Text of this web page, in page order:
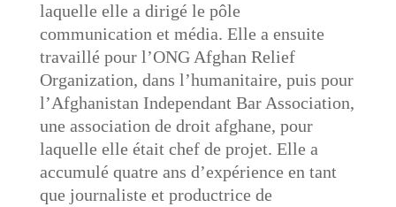
laquelle elle a dirigé le pôle
communication et média. Elle a ensuite
travaillé pour l’ONG Afghan Relief
Organization, dans l’humanitaire, puis pour
l’Afghanistan Independant Bar Association,
une association de droit afghane, pour
laquelle elle était chef de projet. Elle a
accumulé quatre ans d’expérience en tant
que journaliste et productrice de